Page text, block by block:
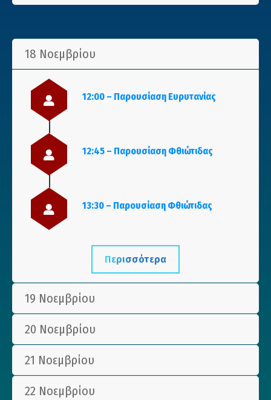
18 Νοεμβρίου
12:00 – Παρουσίαση Ευρυτανίας
12:45 – Παρουσίαση Φθιώτιδας
13:30 – Παρουσίαση Φθιώτιδας
Περισσότερα
19 Νοεμβρίου
20 Νοεμβρίου
21 Νοεμβρίου
22 Νοεμβρίου